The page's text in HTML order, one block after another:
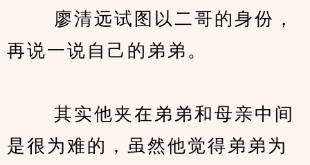
廖清远试图以二哥的身份，
再说一说自己的弟弟。
其实他夹在弟弟和母亲中间
是很为难的，虽然他觉得弟弟为